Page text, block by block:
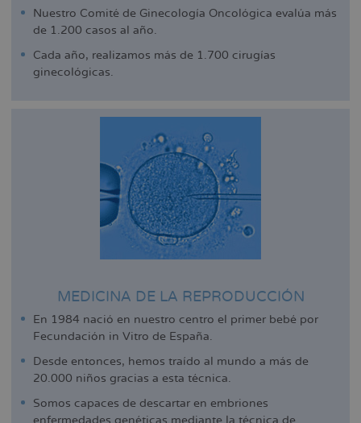
Nuestro Comité de Ginecología Oncológica evalúa más
de 1.200 casos al año.
Cada año, realizamos más de 1.700 cirugías
ginecológicas.
MEDICINA DE LA REPRODUCCIÓN
En 1984 nació en nuestro centro el primer bebé por
Fecundación in Vitro de España.
Desde entonces, hemos traído al mundo a más de
20.000 niños gracias a esta técnica.
Somos capaces de descartar en embriones
enfermedades genéticas mediante la técnica de